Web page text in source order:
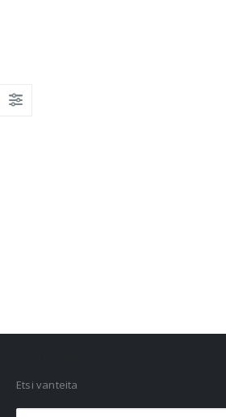
Etsi vanteita